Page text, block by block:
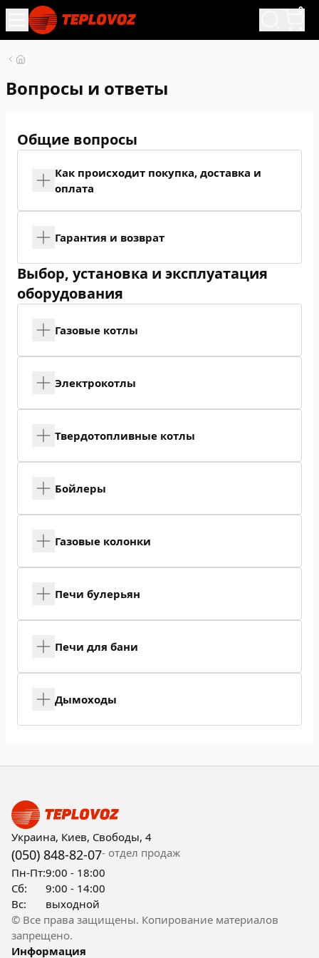
0
Вопросы и ответы
Общие вопросы
Как происходит покупка, доставка и
оплата
Гарантия и возврат
Выбор, установка и эксплуатация
оборудования
Газовые котлы
Электрокотлы
Твердотопливные котлы
Бойлеры
Газовые колонки
Печи булерьян
Печи для бани
Дымоходы
Украина, Киев, Свободы, 4
(050) 848-82-07- отдел продаж
Пн-Пт:9:00 - 18:00
Сб:
9:00 - 14:00
Вс:
выходной
© Все права защищены. Копирование материалов
запрещено.
Информация